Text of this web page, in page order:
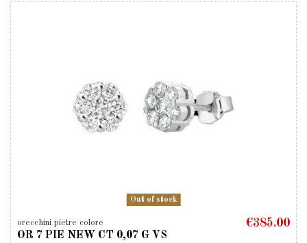
Out of stock
orecchini pietre colore
OR 7 PIE NEW CT 0,07 G VS
€385.00